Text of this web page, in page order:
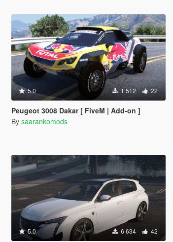
5.0 1 512 22
Peugeot 3008 Dakar [ FiveM | Add-on ]
By saarankomods
5.0 6 634 42